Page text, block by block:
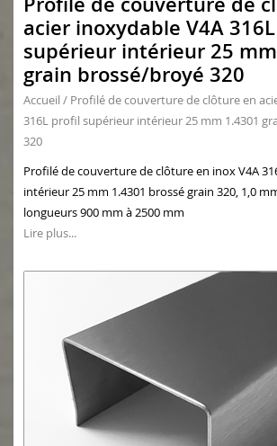
acier inoxydable V4A
supérieur intérieur 25 mm
grain brossé/broyé 320
Accueil / Profilé de couverture de clôture en
316L profil supérieur intérieur 25 mm 1.4301
320
Profilé de couverture de clôture en inox V4A
intérieur 25 mm 1.4301 brossé grain 320, 1,0
longueurs 900 mm à 2500 mm
Lire plus...